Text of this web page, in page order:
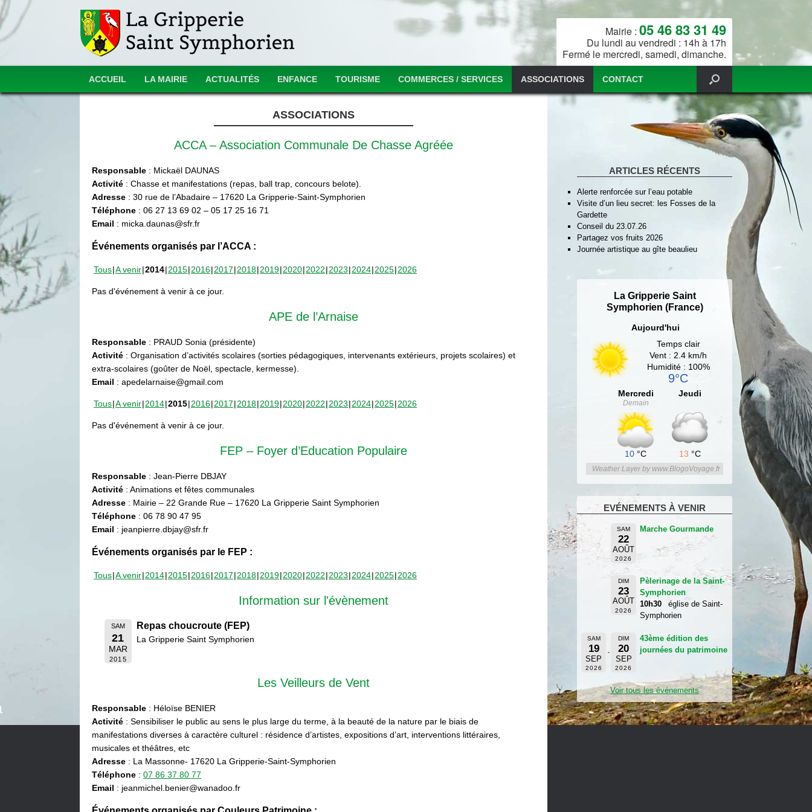
Mairie : 05 46 83 31 49
Du lundi au vendredi : 14h à 17h
Fermé le mercredi, samedi, dimanche.
ACCUEIL LA MAIRIE ACTUALITÉS ENFANCE TOURISME COMMERCES / SERVICES ASSOCIATIONS CONTACT
ASSOCIATIONS
ACCA – Association Communale De Chasse Agréée
Responsable : Mickaël DAUNAS
Activité : Chasse et manifestations (repas, ball trap, concours belote).
Adresse : 30 rue de l’Abadaire – 17620 La Gripperie-Saint-Symphorien
Téléphone : 06 27 13 69 02 – 05 17 25 16 71
Email : micka.daunas@sfr.fr
Événements organisés par l’ACCA :
Tous A venir 2014 2015 2016 2017 2018 2019 2020 2022 2023 2024 2025 2026
Pas d'événement à venir à ce jour.
APE de l’Arnaise
Responsable : PRAUD Sonia (présidente)
Activité : Organisation d’activités scolaires (sorties pédagogiques, intervenants extérieurs, projets scolaires) et
extra-scolaires (goûter de Noël, spectacle, kermesse).
Email : apedelarnaise@gmail.com
Tous A venir 2014 2015 2016 2017 2018 2019 2020 2022 2023 2024 2025 2026
Pas d'événement à venir à ce jour.
FEP – Foyer d’Education Populaire
Responsable : Jean-Pierre DBJAY
Activité : Animations et fêtes communales
Adresse : Mairie – 22 Grande Rue – 17620 La Gripperie Saint Symphorien
Téléphone : 06 78 90 47 95
Email : jeanpierre.dbjay@sfr.fr
Événements organisés par le FEP :
Tous A venir 2014 2015 2016 2017 2018 2019 2020 2022 2023 2024 2025 2026
Information sur l'évènement
SAM
21
MAR
2015
Repas choucroute (FEP)
La Gripperie Saint Symphorien
Les Veilleurs de Vent
Responsable : Héloïse BENIER
Activité : Sensibiliser le public au sens le plus large du terme, à la beauté de la nature par le biais de
manifestations diverses à caractère culturel : résidence d’artistes, expositions d’art, interventions littéraires,
musicales et théâtres, etc
Adresse : La Massonne- 17620 La Gripperie-Saint-Symphorien
Téléphone : 07 86 37 80 77
Email : jeanmichel.benier@wanadoo.fr
ARTICLES RÉCENTS
Alerte renforcée sur l’eau potable
Visite d’un lieu secret: les Fosses de la
Gardette
Conseil du 23.07.26
Partagez vos fruits 2026
Journée artistique au gîte beaulieu
La Gripperie Saint
Symphorien (France)
Aujourd'hui
Temps clair
Vent : 2.4 km/h
Humidité : 100%
9°C
Mercredi
Demain
10 °C
Jeudi
13 °C
Weather Layer by www.BlogoVoyage.fr
EVÉNEMENTS À VENIR
SAM
22
AOÛT
2026
Marche Gourmande
DIM
23
AOÛT
2026
Pèlerinage de la Saint-
Symphorien
10h30
église de Saint-
Symphorien
SAM
19
SEP
2026
DIM
20
SEP
2026
43ème édition des
journées du patrimoine
Voir tous les événements